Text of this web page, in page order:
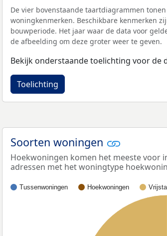
De vier bovenstaande taartdiagrammen
woningkenmerken. Beschikbare kenmerken
bouwperiode. Het jaar waar de data voor
de afbeelding om deze groter weer te geven.
Bekijk onderstaande toelichting voor de
Toelichting
Soorten woningen
Hoekwoningen komen het meeste voor
adressen met het woningtype
Tussenwoningen Hoekwoningen